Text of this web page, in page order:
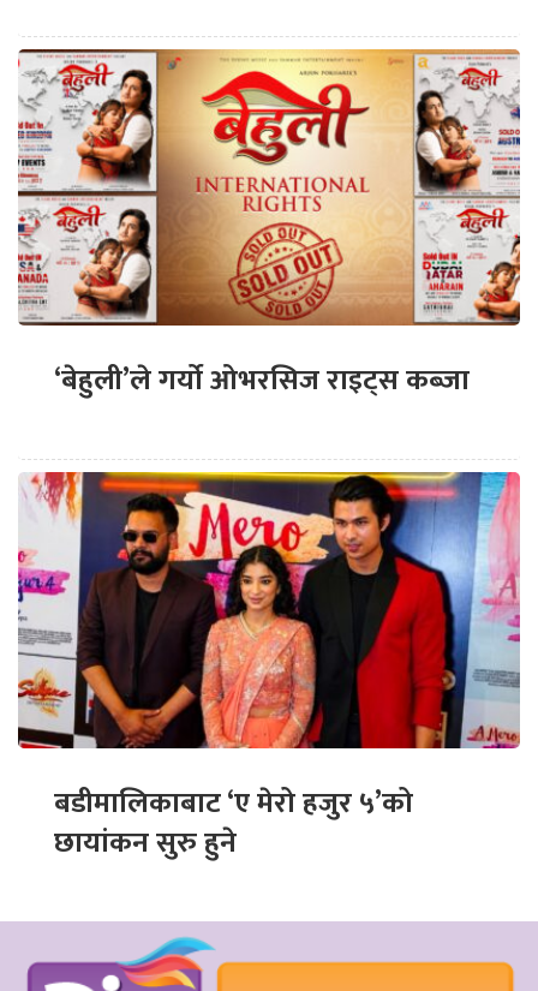
‘बेहुली’ले गर्यो ओभरसिज राइट्स कब्जा
बडीमालिकाबाट ‘ए मेरो हजुर ५’को
छायांकन सुरु हुने